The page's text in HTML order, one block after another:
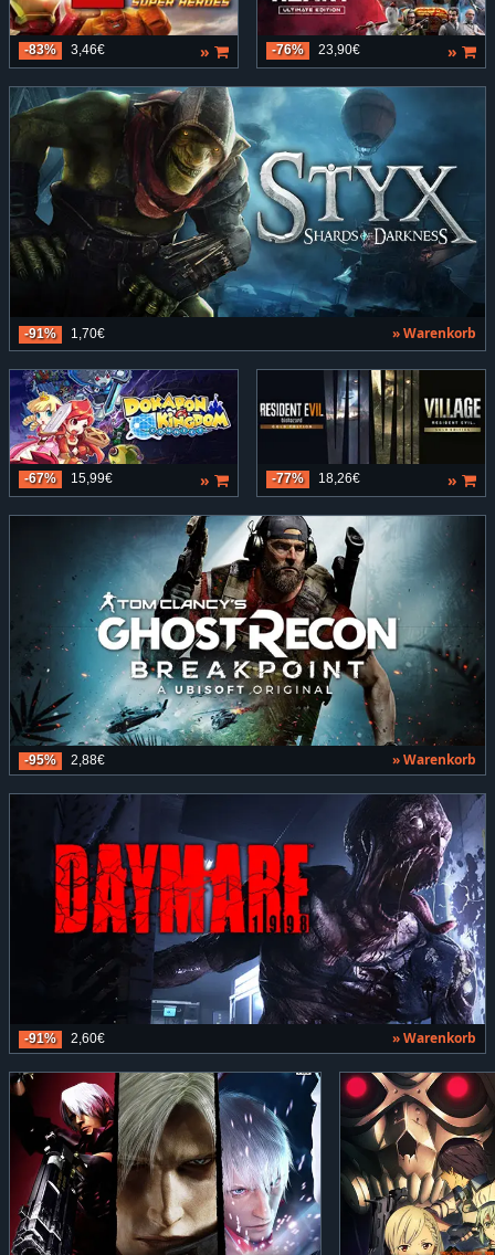
-83% 3,46€ » -76% 23,90€ »
-91% 1,70€ » Warenkorb
-67% 15,99€ » -77% 18,26€ »
-95% 2,88€ » Warenkorb
-91% 2,60€ » Warenkorb